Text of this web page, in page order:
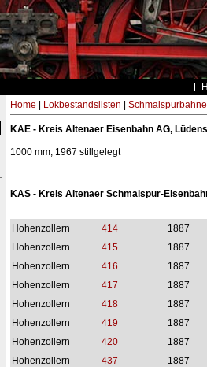
Home Lokbestandslisten
KAE - Kreis Altenaer Eisenbahn AG,
1000 mm; 1967 stillgelegt
KAS - Kreis Altenaer Schmalspur-
Hohenzollern 414
1887
Hohenzollern
415
1887
Hohenzollern
416
1887
Hohenzollern
417
1887
Hohenzollern
418
1887
Hohenzollern
419
1887
Hohenzollern
420
1887
Hohenzollern
437
1887